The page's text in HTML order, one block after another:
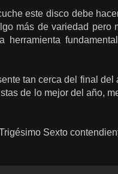
este disco debe
más de variedad pero
tan cerca del final
de lo mejor del año,
Sexto